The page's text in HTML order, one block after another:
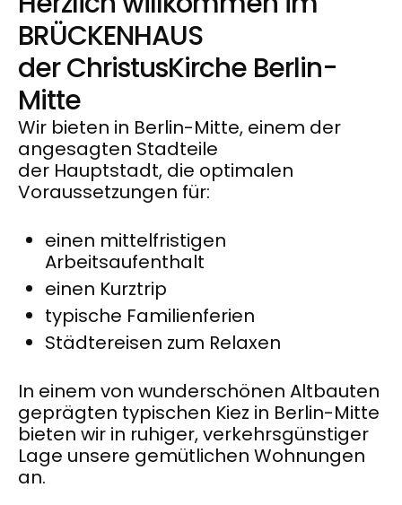
BRÜCKENHAUS
der ChristusKirche Berlin-
Mitte
Wir bieten in Berlin-Mitte, einem der
angesagten Stadteile
der Hauptstadt, die optimalen
Voraussetzungen für:
einen mittelfristigen
Arbeitsaufenthalt
einen Kurztrip
typische Familienferien
Städtereisen zum Relaxen
In einem von wunderschönen Altbauten
geprägten typischen Kiez in Berlin-Mitte
bieten wir in ruhiger, verkehrsgünstiger
Lage unsere gemütlichen Wohnungen
an.